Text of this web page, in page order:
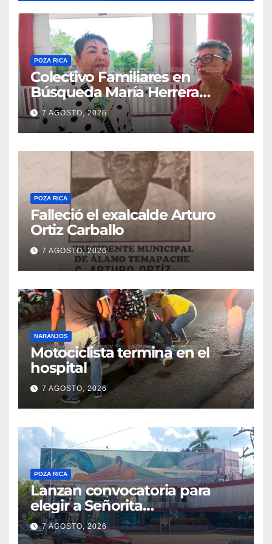
POZA RICA
Colectivo Familiares en
Búsqueda María Herrera
convoca a marcha
7 AGOSTO, 2026
POZA RICA
Falleció el exalcalde Arturo
Ortiz Carballo
7 AGOSTO, 2026
NARANJOS
Motociclista termina en el
hospital
7 AGOSTO, 2026
POZA RICA
Lanzan convocatoria para
elegir a Señorita
Independencia, Patria y
Libertad 2026
7 AGOSTO, 2026